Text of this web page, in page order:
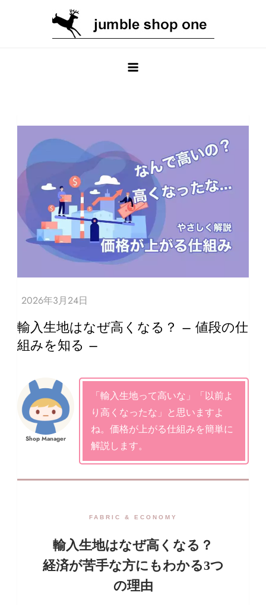
ログ
輸入生地はなぜ高くなる？ – 値段の仕
組みを知る –
Shop Manager
「輸入生地って高いな」「以前よ
り高くなったな」と思いますよ
ね。価格が上がる仕組みを簡単に
解説します。
FABRIC & ECONOMY
輸入生地はなぜ高くなる？
経済が苦手な方にもわかる3つ
の理由